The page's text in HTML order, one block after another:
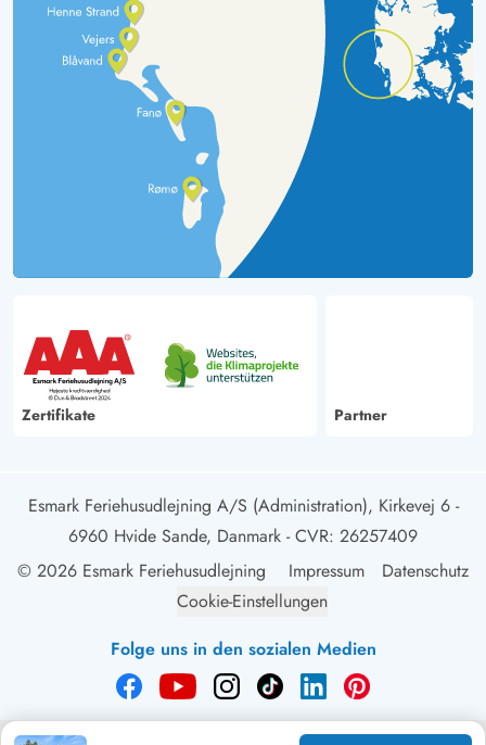
Zertifikate Partner
Esmark Feriehusudlejning A/S (Administration), Kirkevej 6 -
6960 Hvide Sande, Danmark - CVR: 26257409
© 2026 Esmark Feriehusudlejning
Impressum
Datenschutz
Cookie-Einstellungen
Folge uns in den sozialen Medien